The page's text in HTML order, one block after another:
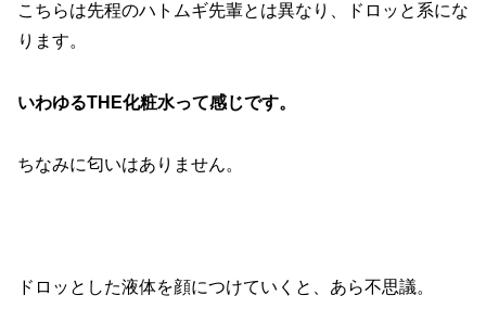
こちらは先程のハトムギ先輩とは異なり、ドロッと系にな
ります。
いわゆるTHE化粧水って感じです。
ちなみに匂いはありません。
ドロッとした液体を顔につけていくと、あら不思議。